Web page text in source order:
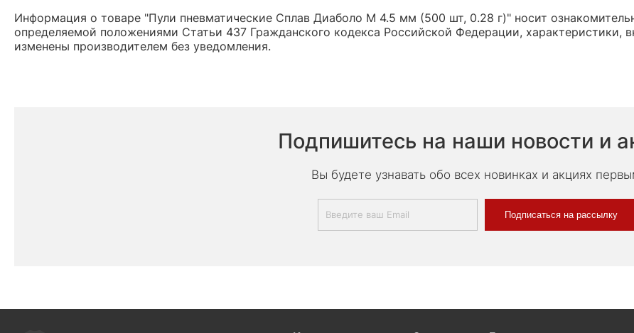
Информация о товаре "Пули пневматические Сплав Диаболо М 4.5 мм (500 шт, 0.28 г)" носит
определяемой положениями Статьи 437 Гражданского кодекса Российской Федерации, характеристики,
изменены производителем без уведомления.
Подпишитесь на наши новости и
Вы будете узнавать обо всех новинках и акциях
Подписаться на рассылку